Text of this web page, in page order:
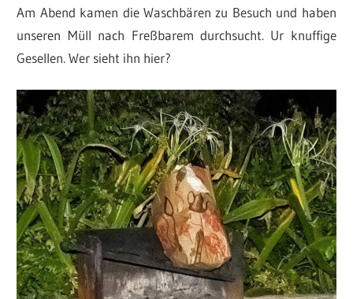
Am Abend kamen die Waschbären zu Besuch und haben
unseren Müll nach Freßbarem durchsucht. Ur knuffige
Gesellen. Wer sieht ihn hier?